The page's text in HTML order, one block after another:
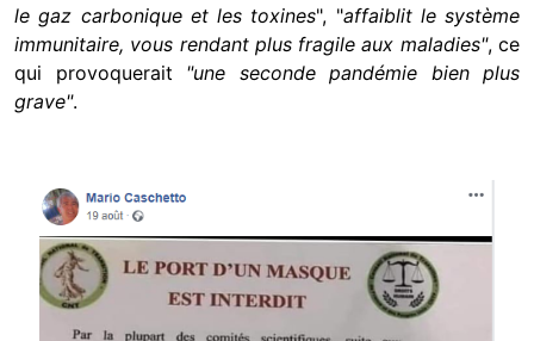
le gaz carbonique et les toxines", "affaiblit le système
immunitaire, vous rendant plus fragile aux maladies", ce
qui provoquerait "une seconde pandémie bien plus
grave".
Image